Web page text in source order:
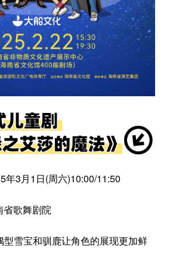
3月1日(周六)10:00/11:50
歌舞剧院
雪宝和驯鹿让角色的展现更加鲜